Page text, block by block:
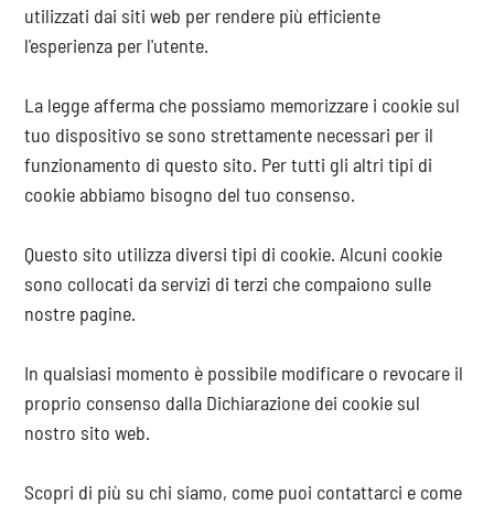
utilizzati dai siti web per rendere più efficiente
l'esperienza per l'utente.
La legge afferma che possiamo memorizzare i cookie sul
tuo dispositivo se sono strettamente necessari per il
funzionamento di questo sito. Per tutti gli altri tipi di
cookie abbiamo bisogno del tuo consenso.
Questo sito utilizza diversi tipi di cookie. Alcuni cookie
sono collocati da servizi di terzi che compaiono sulle
nostre pagine.
In qualsiasi momento è possibile modificare o revocare il
proprio consenso dalla Dichiarazione dei cookie sul
nostro sito web.
Scopri di più su chi siamo, come puoi contattarci e come